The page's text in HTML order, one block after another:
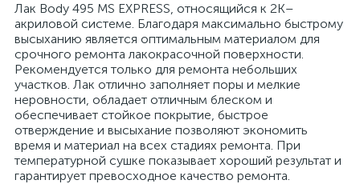
Лак Body 495 MS EXPRESS, относящийся к 2К–
акриловой системе. Благодаря максимально быстрому
высыханию является оптимальным материалом для
срочного ремонта лакокрасочной поверхности.
Рекомендуется только для ремонта небольших
участков. Лак отлично заполняет поры и мелкие
неровности, обладает отличным блеском и
обеспечивает стойкое покрытие, быстрое
отверждение и высыхание позволяют экономить
время и материал на всех стадиях ремонта. При
температурной сушке показывает хороший результат и
гарантирует превосходное качество ремонта.